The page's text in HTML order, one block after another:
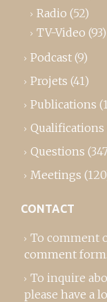
Radio (52)
TV-Video (93)
Podcast (9)
Projets (41)
Publications
Qualifications
Questions
Meetings
CONTACT
To comment
comment form
To inquire
please have a